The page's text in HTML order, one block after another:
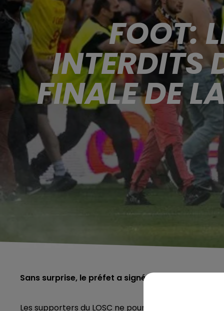
FOOT:
INTERDITS
FINALE DE
Sans surprise, le préfet a signé un arrêté, ce jeudi
Les supporters du LOSC ne pourront pas assister